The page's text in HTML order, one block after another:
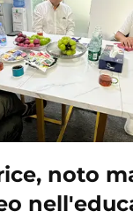
noto